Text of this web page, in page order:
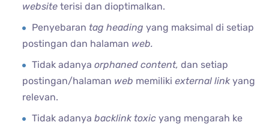
websiteterisi dan dioptimalkan.
Penyebaran tag heading yang maksimal di setiap
postingan dan halaman web.
Tidak adanyaorphaned content,dan setiap
postingan/halaman web memilikiexternal linkyang
relevan.
Tidak adanyabacklink toxicyang mengarah ke